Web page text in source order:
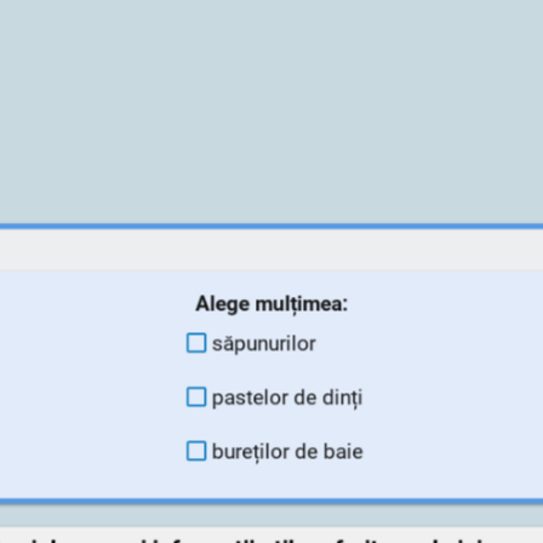
Alege mulțimea:
săpunurilor
pastelor de dinți
bureților de baie